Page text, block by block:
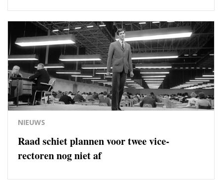
NIEUWS
Raad schiet plannen voor twee vice-
rectoren nog niet af